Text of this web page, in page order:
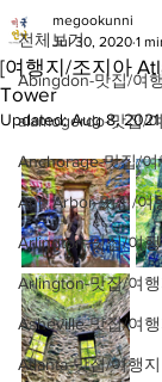
전체보기
Abingdon-맛집/여
alamogordo-맛집/
Anchorage-맛집/여
Ann Arbor-맛집/여
Arlington-맛집/여
Arlington-맛집/여행
Asheville-맛집/여행
Atlanta-맛집/여행지
[여행지/조지아
Tower
megookunni
Jul 30, 2020 1
Updated:Aug 8, 2021